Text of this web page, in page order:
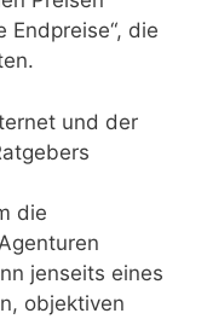
Endpreise“, die
und der
die
jenseits eines
objektiven